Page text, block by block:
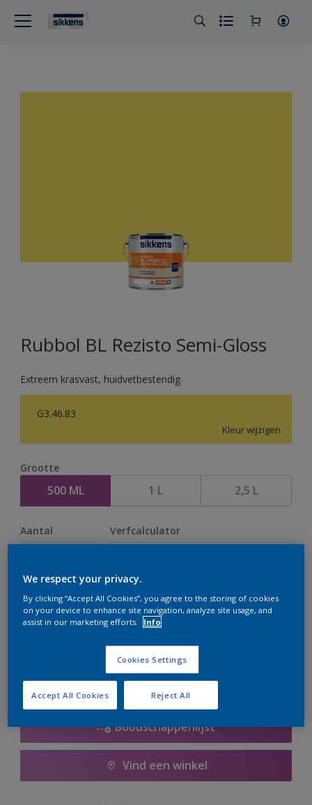
Rubbol BL Rezisto Semi-Gloss
Extreem krasvast, huidvetbestendig
G3.46.83
Kleur wijzigen
Grootte
500 ML 1 L 2,5 L
Aantal Verfcalculator
Op dit moment is het niet mogelijk dit product online
te bestellen. Houd de website in de gaten, we werken
Boodschappenlijst
Vind een winkel
We respect your privacy.
By clicking “Accept All Cookies”, you agree to the storing of cookies
on your device to enhance site navigation, analyze site usage, and
assist in our marketing efforts.
Info
Cookies Settings
Reject All
Accept All Cookies